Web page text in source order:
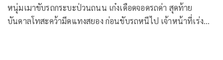
หนุ่มเมาขับรถกระบะป่วนถนน เก๋งเดือดจอดรถด่า สุดท้าย
บันดาลโทสะคว้ามีดแทงสยอง ก่อนขับรถหนีไป เจ้าหน้าที่เร่ง